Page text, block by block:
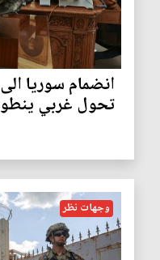
انضمام سوريا
تحول غربي
وجهات نظر